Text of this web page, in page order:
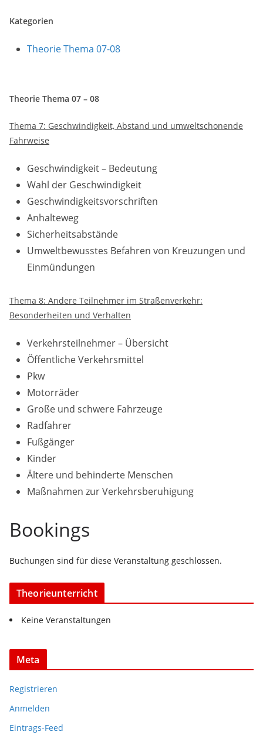
Kategorien
Theorie Thema 07-08
Theorie Thema 07 – 08
Thema 7: Geschwindigkeit, Abstand und umweltschonende
Fahrweise
Geschwindigkeit – Bedeutung
Wahl der Geschwindigkeit
Geschwindigkeitsvorschriften
Anhalteweg
Sicherheitsabstände
Umweltbewusstes Befahren von Kreuzungen und
Einmündungen
Thema 8: Andere Teilnehmer im Straßenverkehr:
Besonderheiten und Verhalten
Verkehrsteilnehmer – Übersicht
Öffentliche Verkehrsmittel
Pkw
Motorräder
Große und schwere Fahrzeuge
Radfahrer
Fußgänger
Kinder
Ältere und behinderte Menschen
Maßnahmen zur Verkehrsberuhigung
Bookings
Buchungen sind für diese Veranstaltung geschlossen.
Theorieunterricht
Keine Veranstaltungen
Meta
Registrieren
Anmelden
Eintrags-Feed